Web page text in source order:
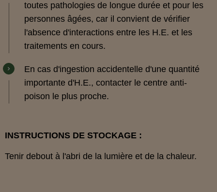
toutes pathologies de longue durée et pour les
personnes âgées, car il convient de vérifier
l'absence d'interactions entre les H.E. et les
traitements en cours.
En cas d'ingestion accidentelle d'une quantité
importante d'H.E., contacter le centre anti-
poison le plus proche.
INSTRUCTIONS DE STOCKAGE :
Tenir debout à l'abri de la lumière et de la chaleur.